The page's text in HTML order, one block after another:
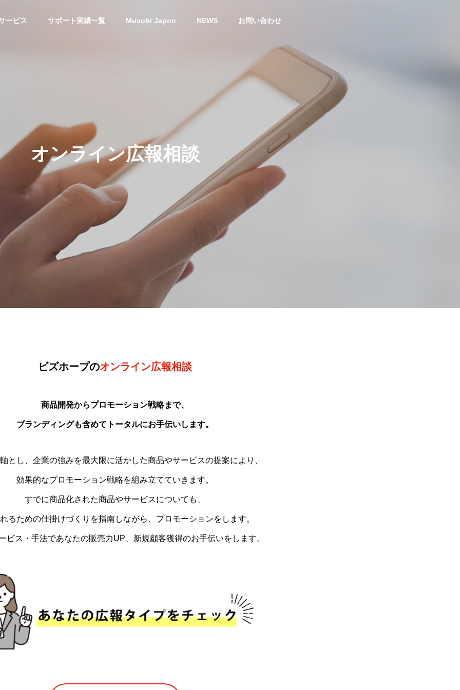
ービス サポート実績一覧 Musubi Japon NEWS お問い合わせ
オンライン広報相談
ビズホープのオンライン広報相談
商品開発からプロモーション戦略まで、
ブランディングも含めてトータルにお手伝いします。
とし、企業の強みを最大限に活かした商品やサービスの提案により、
効果的なプロモーション戦略を組み立てていきます。
すでに商品化された商品やサービスについても、
るための仕掛けづくりを指南しながら、プロモーションをします。
ビス・手法であなたの販売力UP、新規顧客獲得のお手伝いをします。